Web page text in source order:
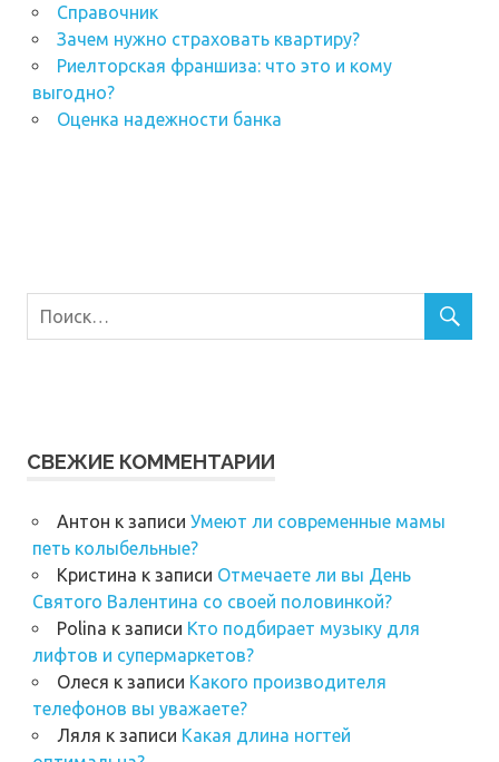
Справочник
Зачем нужно страховать квартиру?
Риелторская франшиза: что это и кому
выгодно?
Оценка надежности банка
СВЕЖИЕ КОММЕНТАРИИ
Антон к записи Умеют ли современные мамы
петь колыбельные?
Кристина к записи Отмечаете ли вы День
Святого Валентина со своей половинкой?
Polina к записи Кто подбирает музыку для
лифтов и супермаркетов?
Олеся к записи Какого производителя
телефонов вы уважаете?
Ляля к записи Какая длина ногтей